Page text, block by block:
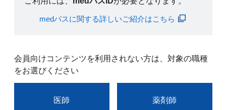
medパスに関する詳しいご紹介はこちら
会員向けコンテンツを利用されない方は、対象の職種
をお選びください
医師 薬剤師